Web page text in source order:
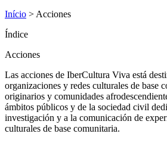
Início > Acciones
Índice
Acciones
Las acciones de IberCultura Viva está
organizaciones y redes culturales de base
originarios y comunidades
ámbitos públicos y de la sociedad civil
investigación y a la comunicación de
culturales de base comunitaria.